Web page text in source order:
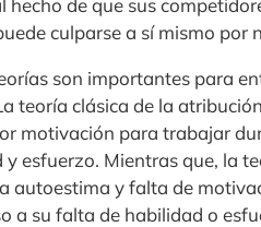
hecho de que sus
culparse a sí mismo por
son importantes para
teoría clásica de la
motivación para trabajar
y esfuerzo. Mientras que, la
autoestima y falta de
a su falta de habilidad o